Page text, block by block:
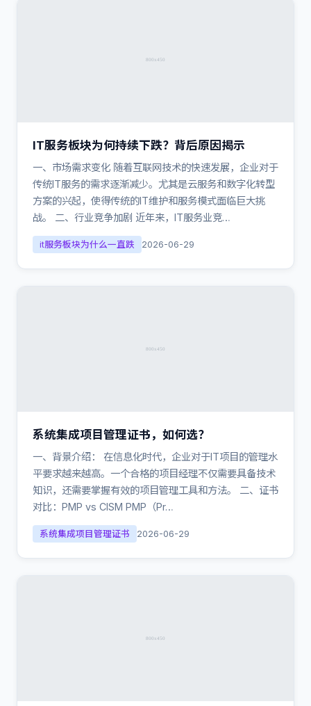
IT服务板块为何持续下跌？背后原因揭示
一、市场需求变化 随着互联网技术的快速发展，企业对于
传统IT服务的需求逐渐减少。尤其是云服务和数字化转型
方案的兴起，使得传统的IT维护和服务模式面临巨大挑
战。 二、行业竞争加剧 近年来，IT服务业竞…
it服务板块为什么一直跌 2026-06-29
系统集成项目管理证书，如何选？
一、背景介绍： 在信息化时代，企业对于IT项目的管理水
平要求越来越高。一个合格的项目经理不仅需要具备技术
知识，还需要掌握有效的项目管理工具和方法。 二、证书
对比：PMP vs CISM PMP（Pr…
系统集成项目管理证书 2026-06-29